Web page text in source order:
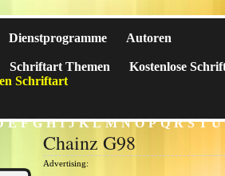
Dienstprogramme Autoren
Schriftart Themen
Kostenlose
Schriftart
E F G H I J K L M N O P Q R S T U
Chainz G98
Advertising: